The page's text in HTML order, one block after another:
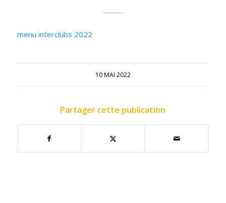
menu interclubs 2022
10 MAI 2022
Partager cette publication